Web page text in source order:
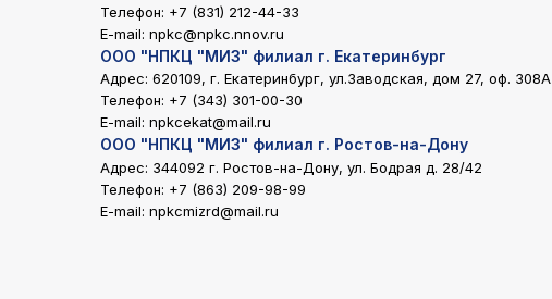
Телефон: +7 (831) 212-44-33
E-mail: npkc@npkc.nnov.ru
ООО "НПКЦ "МИЗ" филиал г. Екатеринбург
Адрес: 620109, г. Екатеринбург, ул.Заводская, дом 27, оф. 308А
Телефон: +7 (343) 301-00-30
E-mail: npkcekat@mail.ru
ООО "НПКЦ "МИЗ" филиал г. Ростов-на-Дону
Адрес: 344092 г. Ростов-на-Дону, ул. Бодрая д. 28/42
Телефон: +7 (863) 209-98-99
E-mail: npkcmizrd@mail.ru